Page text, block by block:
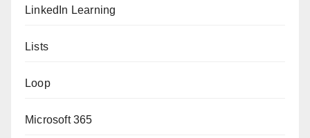
LinkedIn Learning
Lists
Loop
Microsoft 365